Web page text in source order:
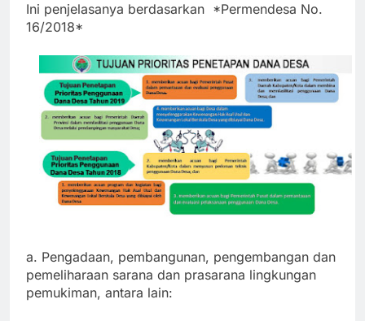
Ini penjelasanya berdasarkan *Permendesa No.
16/2018*
a. Pengadaan, pembangunan, pengembangan dan
pemeliharaan sarana dan prasarana lingkungan
pemukiman, antara lain: